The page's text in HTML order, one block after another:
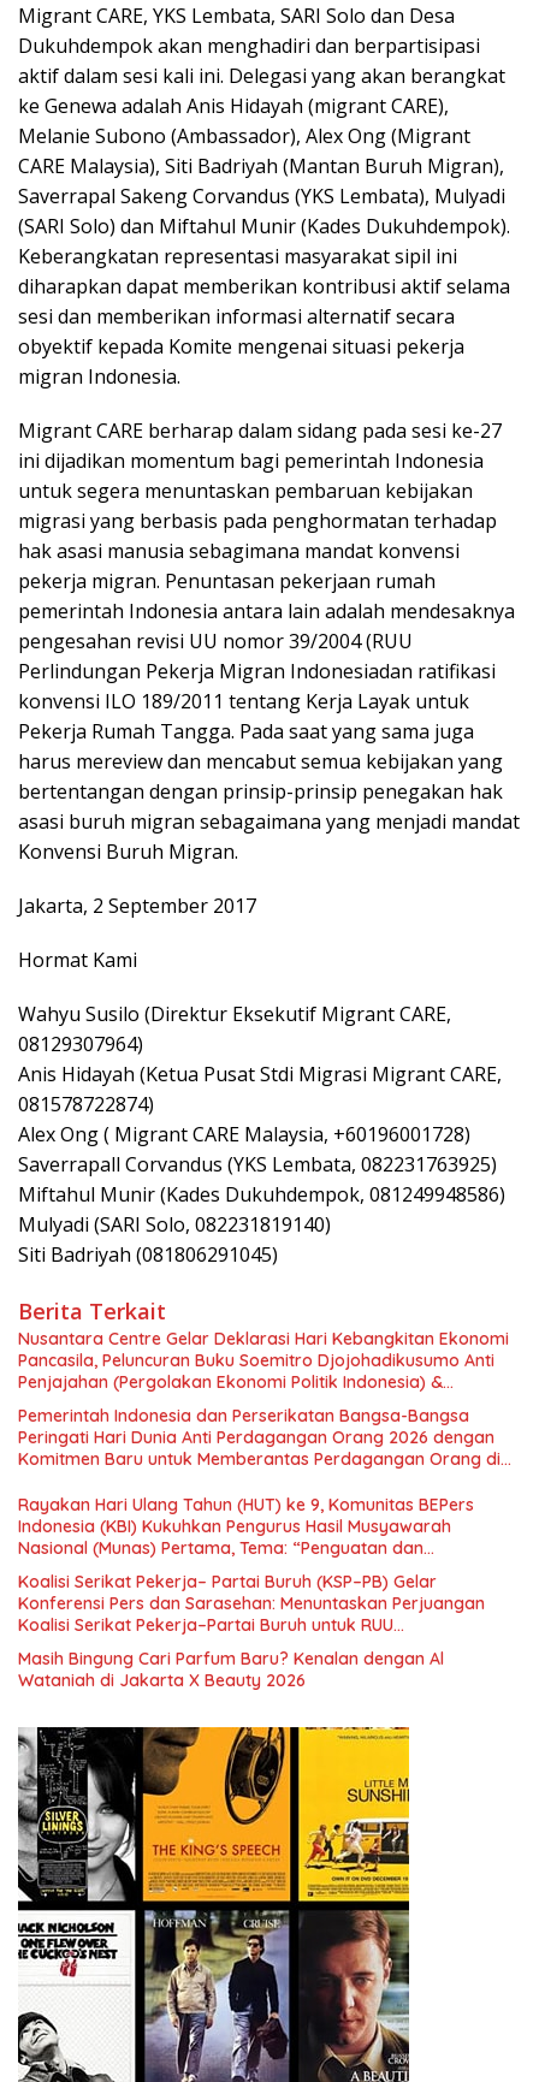
Migrant CARE, YKS Lembata, SARI Solo dan Desa
Dukuhdempok akan menghadiri dan berpartisipasi
aktif dalam sesi kali ini. Delegasi yang akan berangkat
ke Genewa adalah Anis Hidayah (migrant CARE),
Melanie Subono (Ambassador), Alex Ong (Migrant
CARE Malaysia), Siti Badriyah (Mantan Buruh Migran),
Saverrapal Sakeng Corvandus (YKS Lembata), Mulyadi
(SARI Solo) dan Miftahul Munir (Kades Dukuhdempok).
Keberangkatan representasi masyarakat sipil ini
diharapkan dapat memberikan kontribusi aktif selama
sesi dan memberikan informasi alternatif secara
obyektif kepada Komite mengenai situasi pekerja
migran Indonesia.
Migrant CARE berharap dalam sidang pada sesi ke-27
ini dijadikan momentum bagi pemerintah Indonesia
untuk segera menuntaskan pembaruan kebijakan
migrasi yang berbasis pada penghormatan terhadap
hak asasi manusia sebagimana mandat konvensi
pekerja migran. Penuntasan pekerjaan rumah
pemerintah Indonesia antara lain adalah mendesaknya
pengesahan revisi UU nomor 39/2004 (RUU
Perlindungan Pekerja Migran Indonesiadan ratifikasi
konvensi ILO 189/2011 tentang Kerja Layak untuk
Pekerja Rumah Tangga. Pada saat yang sama juga
harus mereview dan mencabut semua kebijakan yang
bertentangan dengan prinsip-prinsip penegakan hak
asasi buruh migran sebagaimana yang menjadi mandat
Konvensi Buruh Migran.
Jakarta, 2 September 2017
Hormat Kami
Wahyu Susilo (Direktur Eksekutif Migrant CARE,
08129307964)
Anis Hidayah (Ketua Pusat Stdi Migrasi Migrant CARE,
081578722874)
Alex Ong ( Migrant CARE Malaysia, +60196001728)
Saverrapall Corvandus (YKS Lembata, 082231763925)
Miftahul Munir (Kades Dukuhdempok, 081249948586)
Mulyadi (SARI Solo, 082231819140)
Siti Badriyah (081806291045)
Berita Terkait
Nusantara Centre Gelar Deklarasi Hari Kebangkitan Ekonomi
Pancasila, Peluncuran Buku Soemitro Djojohadikusumo Anti
Penjajahan (Pergolakan Ekonomi Politik Indonesia) &
Simposium Nasional “Urgensi Undang-Undang Perekonomian
Nasional dan Kesejahteraan Sosial dalam Menata Bangsa
Menuju Indonesia Emas 2045”,
Pemerintah Indonesia dan Perserikatan Bangsa-Bangsa
Peringati Hari Dunia Anti Perdagangan Orang 2026 dengan
Komitmen Baru untuk Memberantas Perdagangan Orang di
Rayakan Hari Ulang Tahun (HUT) ke 9, Komunitas BEPers
Indonesia (KBI) Kukuhkan Pengurus Hasil Musyawarah
Nasional (Munas) Pertama, Tema: “Penguatan dan
Pengembangan Organisasi KBI yang Berbasis Riset di seluruh
Indonesia dan Mancanegara”.
Koalisi Serikat Pekerja– Partai Buruh (KSP–PB) Gelar
Konferensi Pers dan Sarasehan: Menuntaskan Perjuangan
Koalisi Serikat Pekerja–Partai Buruh untuk RUU
Ketenagakerjaan Baru.
Masih Bingung Cari Parfum Baru? Kenalan dengan Al
Wataniah di Jakarta X Beauty 2026